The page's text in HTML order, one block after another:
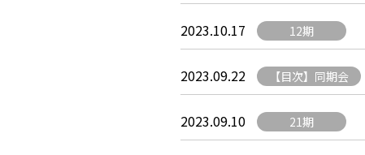
2023.10.17 12期
2023.09.22 【目次】同期会
2023.09.10 21期